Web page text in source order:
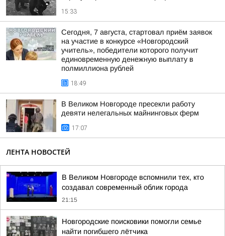
15:33
Сегодня, 7 августа, стартовал приём заявок
на участие в конкурсе «Новгородский
учитель», победители которого получит
единовременную денежную выплату в
полмиллиона рублей
18:49
В Великом Новгороде пресекли работу
девяти нелегальных майнинговых ферм
17:07
ЛЕНТА НОВОСТЕЙ
В Великом Новгороде вспомнили тех, кто
создавал современный облик города
21:15
Новгородские поисковики помогли семье
найти погибшего лётчика